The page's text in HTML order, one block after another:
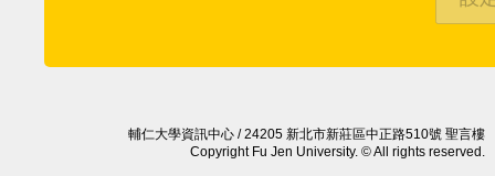
輔仁大學資訊中心 / 24205 新北市新莊區中正路510號 聖言樓
Copyright Fu Jen University. © All rights reserved.